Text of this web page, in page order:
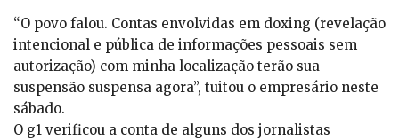
“O povo falou. Contas envolvidas em doxing (revelação
intencional e pública de informações pessoais sem
autorização) com minha localização terão sua
suspensão suspensa agora”, tuitou o empresário neste
sábado.
O g1 verificou a conta de alguns dos jornalistas